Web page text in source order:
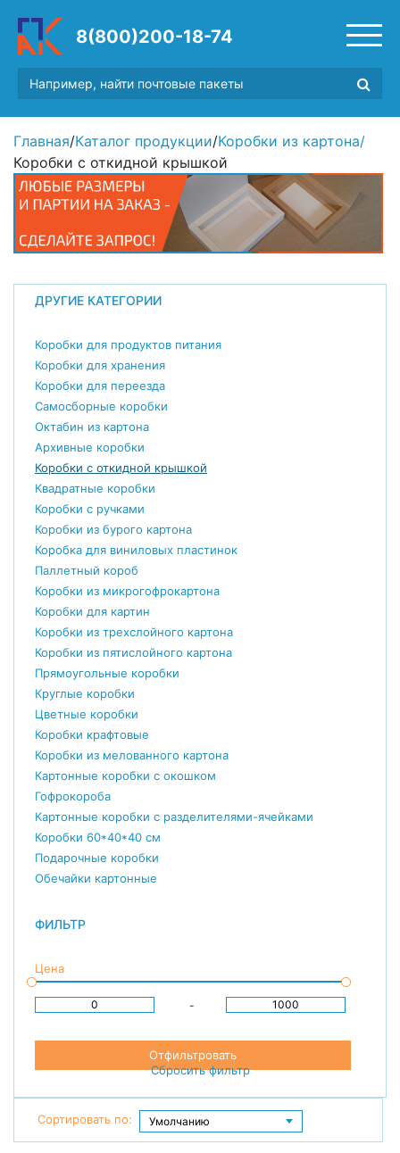
8(800)200-18-74
Главная/Каталог продукции/Коробки из картона/
Коробки с откидной крышкой
ДРУГИЕ КАТЕГОРИИ
Коробки для продуктов питания
Коробки для хранения
Коробки для переезда
Самосборные коробки
Октабин из картона
Архивные коробки
Коробки с откидной крышкой
Квадратные коробки
Коробки с ручками
Коробки из бурого картона
Коробка для виниловых пластинок
Паллетный короб
Коробки из микрогофрокартона
Коробки для картин
Коробки из трехслойного картона
Коробки из пятислойного картона
Прямоугольные коробки
Круглые коробки
Цветные коробки
Коробки крафтовые
Коробки из мелованного картона
Картонные коробки с окошком
Гофрокороба
Картонные коробки с разделителями-ячейками
Коробки 60*40*40 см
Подарочные коробки
Обечайки картонные
ФИЛЬТР
Цена
-
Отфильтровать
Сбросить фильтр
Сортировать по: